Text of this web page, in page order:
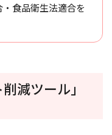
・食品衛生法適合を
減ツール」